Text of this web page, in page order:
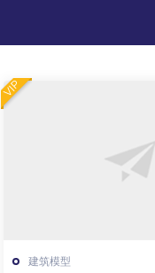
建筑模型
VIP